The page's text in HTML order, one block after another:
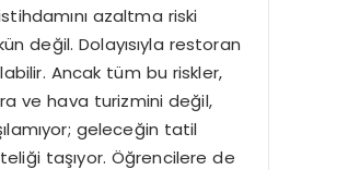
azaltma riski
değil. Dolayısıyla restoran
Ancak tüm bu riskler,
ve hava turizmini değil,
geleceğin tatil
taşıyor. Öğrencilere de